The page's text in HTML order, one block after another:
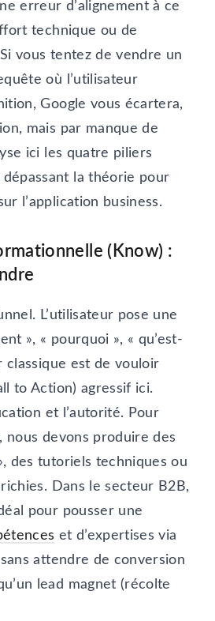
erreur d’alignement à ce
technique ou de
vous tentez de vendre un
où l’utilisateur
Google vous écartera,
mais par manque de
ici les quatre piliers
la théorie pour
l’application business.
(Know) :
L’utilisateur pose une
», « pourquoi », « qu’est-
classique est de vouloir
to Action) agressif ici.
et l’autorité. Pour
devons produire des
des tutoriels techniques ou
Dans le secteur B2B,
pour pousser une
et d’expertises via
attendre de conversion
lead magnet (récolte